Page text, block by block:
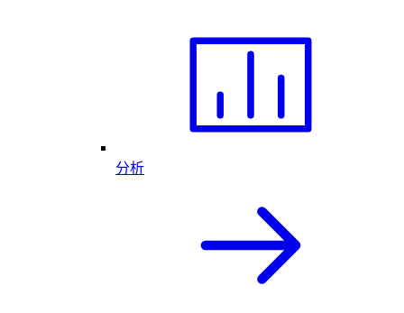
分析